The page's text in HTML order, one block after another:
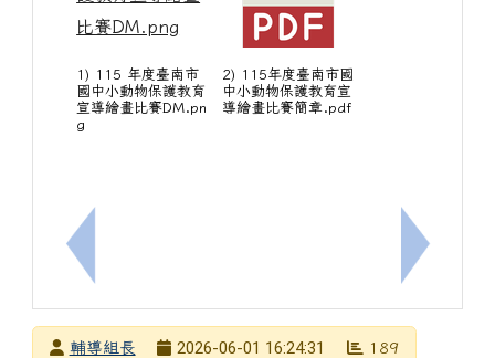
上一筆：轉知有關臺南市家庭教育中心委託欣橋心
1) 115 年度臺南市
國中小動物保護教育
宣導繪畫比賽DM.pn
g
2) 115年度臺南市國
中小動物保護教育宣
導繪畫比賽簡章.pdf
下一筆：
發布者輔導組長
2026-06-01 16:24:31 189